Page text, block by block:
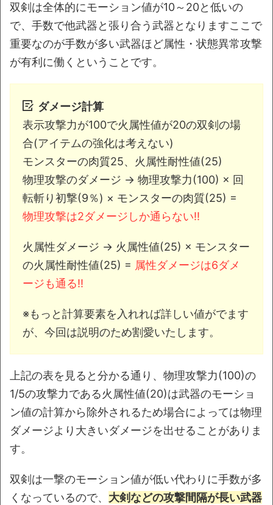
双剣は全体的にモーション値が10～20と低いの
で、手数で他武器と張り合う武器となりますここで
重要なのが手数が多い武器ほど属性・状態異常攻撃
が有利に働くということです。
ダメージ計算
表示攻撃力が100で火属性値が20の双剣の場
合(アイテムの強化は考えない)
モンスターの肉質25、火属性耐性値(25)
物理攻撃のダメージ → 物理攻撃力(100) × 回
転斬り初撃(9％) × モンスターの肉質(25) =
物理攻撃は2ダメージしか通らない!!
火属性ダメージ → 火属性値(25) × モンスター
の火属性耐性値(25) = 属性ダメージは6ダメ
ージも通る!!
※もっと計算要素を入れれば詳しい値がでます
が、今回は説明のため割愛いたします。
上記の表を見ると分かる通り、物理攻撃力(100)の
1/5の攻撃力である火属性値(20)は武器のモーショ
ン値の計算から除外されるため場合によっては物理
ダメージより大きいダメージを出せることがありま
す。
双剣は一撃のモーション値が低い代わりに手数が多
くなっているので、 大剣などの攻撃間隔が長い武器